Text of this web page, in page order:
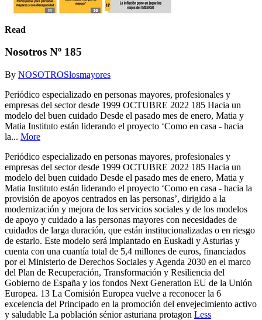
Read
Nosotros Nº 185
By NOSOTROSlosmayores
Periódico especializado en personas mayores, profesionales y
empresas del sector desde 1999 OCTUBRE 2022 185 Hacia un
modelo del buen cuidado Desde el pasado mes de enero, Matia y
Matia Instituto están liderando el proyecto ‘Como en casa - hacia
la... More
Periódico especializado en personas mayores, profesionales y
empresas del sector desde 1999 OCTUBRE 2022 185 Hacia un
modelo del buen cuidado Desde el pasado mes de enero, Matia y
Matia Instituto están liderando el proyecto ‘Como en casa - hacia la
provisión de apoyos centrados en las personas’, dirigido a la
modernización y mejora de los servicios sociales y de los modelos
de apoyo y cuidado a las personas mayores con necesidades de
cuidados de larga duración, que están institucionalizadas o en riesgo
de estarlo. Este modelo será implantado en Euskadi y Asturias y
cuenta con una cuantía total de 5,4 millones de euros, financiados
por el Ministerio de Derechos Sociales y Agenda 2030 en el marco
del Plan de Recuperación, Transformación y Resiliencia del
Gobierno de España y los fondos Next Generation EU de la Unión
Europea. 13 La Comisión Europea vuelve a reconocer la 6
excelencia del Principado en la promoción del envejecimiento activo
y saludable La población sénior asturiana protagon Less